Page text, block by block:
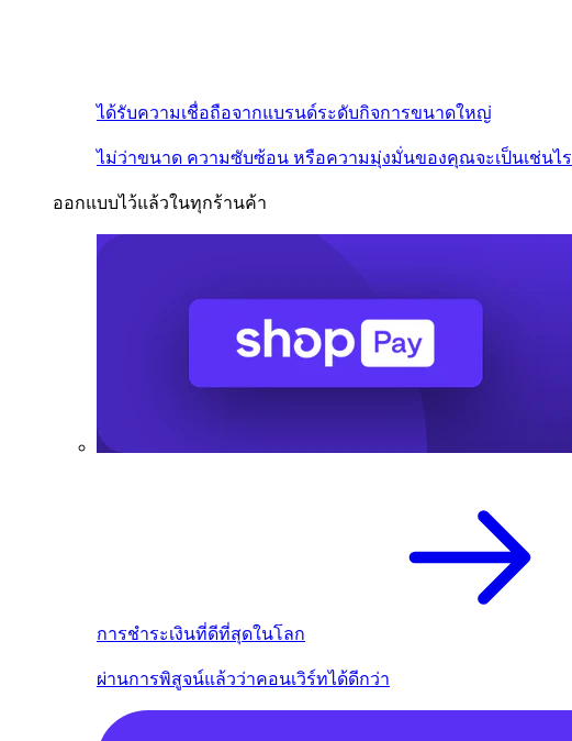
ได้รับความเชื่อถือจากแบรนด์ระดับกิจการขนาดใหญ่
ไม่ว่าขนาด ความซับซ้อน หรือความมุ่งมั่นของคุณจะเป็นเช่นไร
ออกแบบไว้แล้วในทุกร้านค้า
การชำระเงินที่ดีที่สุดในโลก
ผ่านการพิสูจน์แล้วว่าคอนเวิร์ทได้ดีกว่า